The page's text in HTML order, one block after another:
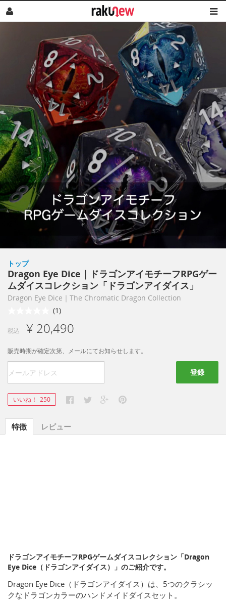
トップ
Dragon Eye Dice｜ドラゴンアイモチーフRPGゲー
ムダイスコレクション「ドラゴンアイダイス」
Dragon Eye Dice｜The Chromatic Dragon Collection
(1)
税込 ¥ 20,490
販売時期が確定次第、メールにてお知らせします。
登録
いいね！ 250
特徴 レビュー
ドラゴンアイモチーフRPGゲームダイスコレクション「Dragon
Eye Dice（ドラゴンアイダイス）」のご紹介です。
Dragon Eye Dice（ドラゴンアイダイス）は、5つのクラシッ
クなドラゴンカラーのハンドメイドダイスセット。